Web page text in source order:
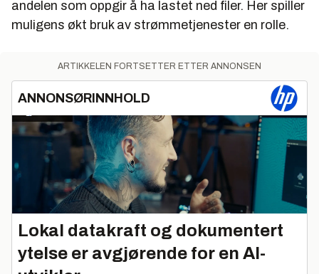
andelen som oppgir å ha lastet ned filer. Her spiller
muligens økt bruk av strømmetjenester en rolle.
ARTIKKELEN FORTSETTER ETTER ANNONSEN
ANNONSØRINNHOLD
Lokal datakraft og dokumentert
ytelse er avgjørende for en AI-